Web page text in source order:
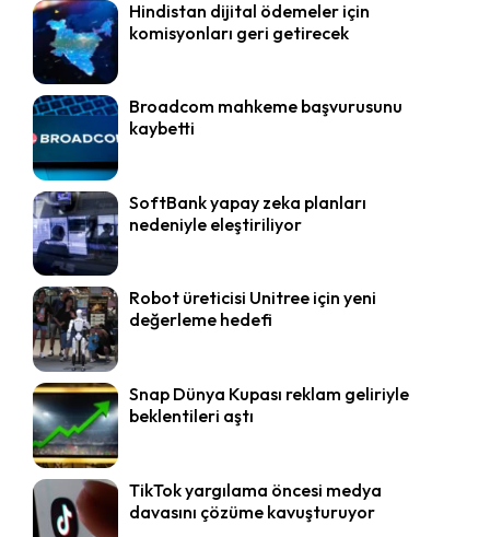
Hindistan dijital ödemeler için
komisyonları geri getirecek
Broadcom mahkeme başvurusunu
kaybetti
SoftBank yapay zeka planları
nedeniyle eleştiriliyor
Robot üreticisi Unitree için yeni
değerleme hedefi
Snap Dünya Kupası reklam geliriyle
beklentileri aştı
TikTok yargılama öncesi medya
davasını çözüme kavuşturuyor